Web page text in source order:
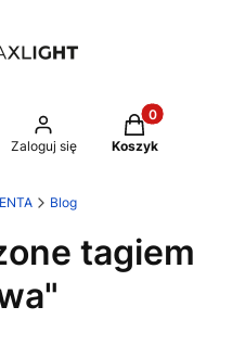
wyszukiwarkę
Zaloguj się
Produkty w
Koszyk
Blog
tagiem